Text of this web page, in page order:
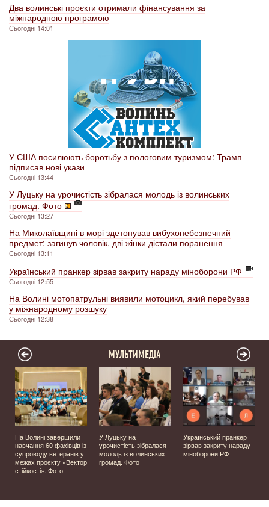
Два волинські проєкти отримали фінансування за
міжнародною програмою
Сьогодні 14:01
У США посилюють боротьбу з пологовим туризмом: Трамп
підписав нові укази
Сьогодні 13:44
У Луцьку на урочистість зібралася молодь із волинських
громад. Фото
Сьогодні 13:27
На Миколаївщині в морі здетонував вибухонебезпечний
предмет: загинув чоловік, дві жінки дістали поранення
Сьогодні 13:11
Український пранкер зірвав закриту нараду міноборони РФ
Сьогодні 12:55
На Волині мотопатрульні виявили мотоцикл, який перебував
у міжнародному розшуку
Сьогодні 12:38
МУЛЬТИМЕДІА
На Волині завершили
навчання 60 фахівців із
супроводу ветеранів у
межах проєкту «Вектор
стійкості». Фото
У Луцьку на
урочистість зібралася
молодь із волинських
громад. Фото
Український пранкер
зірвав закриту нараду
міноборони РФ